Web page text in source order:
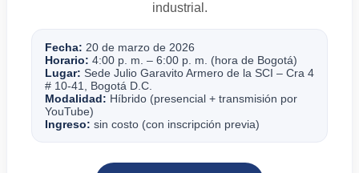
industrial.
Fecha: 20 de marzo de 2026
Horario: 4:00 p. m. – 6:00 p. m. (hora de Bogotá)
Lugar: Sede Julio Garavito Armero de la SCI – Cra 4
# 10-41, Bogotá D.C.
Modalidad: Híbrido (presencial + transmisión por
YouTube)
Ingreso: sin costo (con inscripción previa)